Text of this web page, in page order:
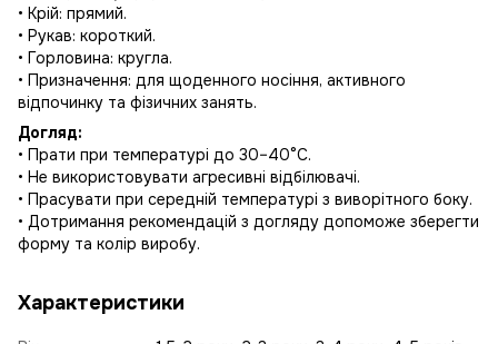
• Крій: прямий.
• Рукав: короткий.
• Горловина: кругла.
• Призначення: для щоденного носіння, активного
відпочинку та фізичних занять.
Догляд:
• Прати при температурі до 30–40°C.
• Не використовувати агресивні відбілювачі.
• Прасувати при середній температурі з виворітного боку.
• Дотримання рекомендацій з догляду допоможе зберегти
форму та колір виробу.
Характеристики